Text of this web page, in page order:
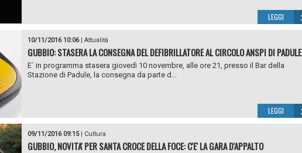
LEGGI
10/11/2016 10:06| Attualità
GUBBIO: STASERA LA CONSEGNA DEL DEFIBRILLATORE AL CIRCOLO ANSPI DI PADULE
E` in programma stasera giovedì 10 novembre, alle ore 21, presso il Bar della
Stazione di Padule, la consegna da parte d...
LEGGI
09/11/2016 09:15| Cultura
GUBBIO, NOVITA' PER SANTA CROCE DELLA FOCE: C'E' LA GARA D'APPALTO